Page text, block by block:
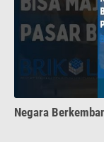
Negara